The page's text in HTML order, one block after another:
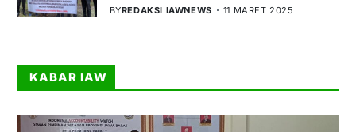
BYREDAKSI IAWNEWS 11 MARET 2025
KABAR IAW